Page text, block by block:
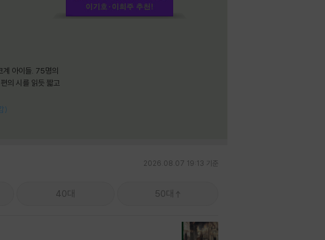
계 아이들. 75명의
의 시를 읽듯 짧고
)
2026.08.07 19:13 기준
40대 50대